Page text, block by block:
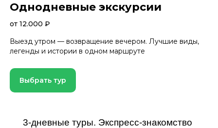
Однодневные экскурсии
от 12.000 ₽
Выезд утром — возвращение вечером. Лучшие виды,
легенды и истории в одном маршруте
Выбрать тур
3-дневные туры. Экспресс-знакомство